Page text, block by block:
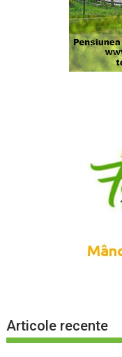
Articole recente